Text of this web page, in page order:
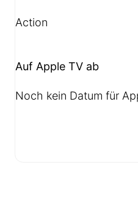
Action
Auf Apple TV ab
Noch kein Datum für